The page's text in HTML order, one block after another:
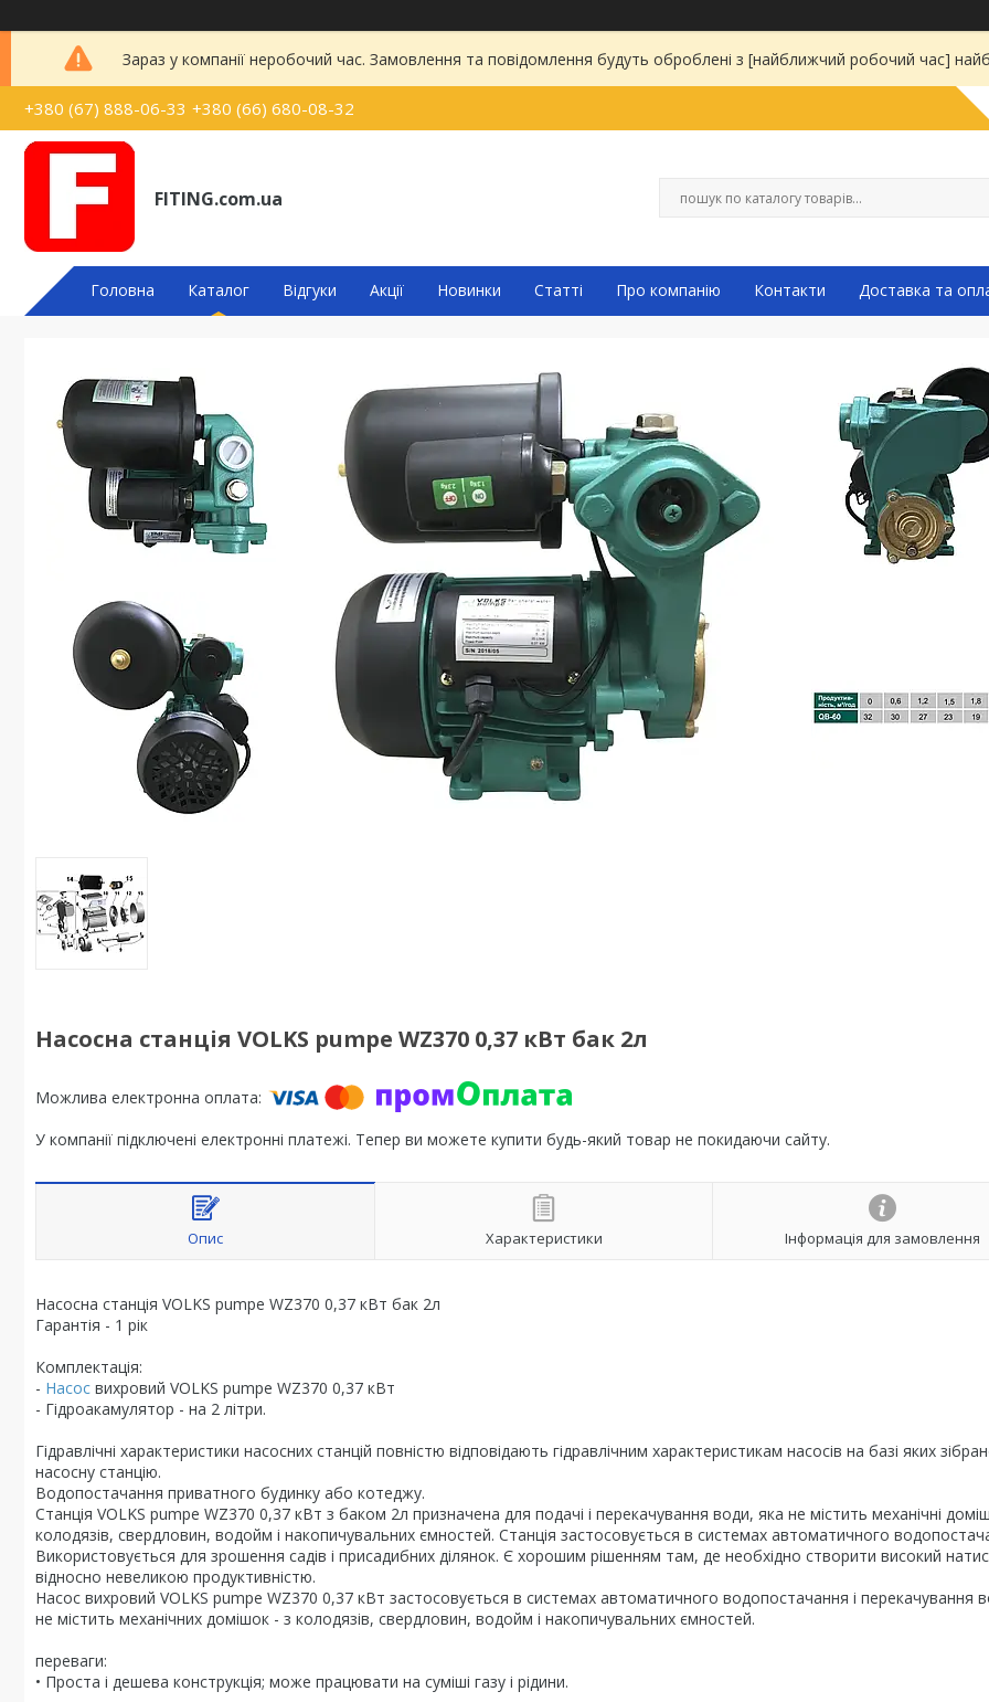
Зараз у компанії неробочий час. Замовлення та повідомлення будуть оброблені з [найближчий робочий час]
+380 (67) 888-06-33 +380 (66) 680-08-32
FITING.com.ua
Головна Каталог Відгуки Акції Новинки Статті Про компанію Контакти Доставка та
Насосна станція VOLKS pumpe WZ370 0,37 кВт бак 2л
У компанії підключені електронні платежі. Тепер ви можете купити будь-який товар не покидаючи сайту.
Опис Характеристики Інформація для замовлення
Насосна станція VOLKS pumpe WZ370 0,37 кВт бак 2л
Гарантія - 1 рік
Комплектація:
- Насос вихровий VOLKS pumpe WZ370 0,37 кВт
- Гідроакамулятор - на 2 літри.
Гідравлічні характеристики насосних станцій повністю відповідають гідравлічним характеристикам насосів на базі яких
насосну станцію.
Водопостачання приватного будинку або котеджу.
Станція VOLKS pumpe WZ370 0,37 кВт з баком 2л призначена для подачі і перекачування води, яка не містить механічні
колодязів, свердловин, водойм і накопичувальних ємностей. Станція застосовується в системах автоматичного
Використовується для зрошення садів і присадибних ділянок. Є хорошим рішенням там, де необхідно створити високий
відносно невеликою продуктивністю.
Насос вихровий VOLKS pumpe WZ370 0,37 кВт застосовується в системах автоматичного водопостачання і перекачування
не містить механічних домішок - з колодязів, свердловин, водойм і накопичувальних ємностей.
переваги:
• Проста і дешева конструкція; може працювати на суміші газу і рідини.